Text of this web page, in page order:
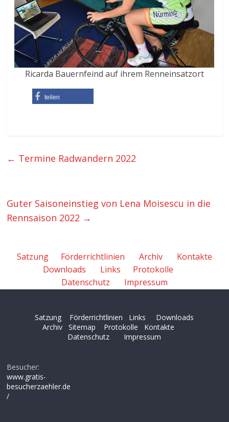
Ricarda Bauernfeind auf ihrem Renneinsatzort
teilen
← Termine Radwandern 2022
Guter Saisoneinstieg von Lena Moisescu in die
Rennsaison 2022 →
Satzung Förderrichtlinien Archiv
Kontakte
Downloads
Links
Protokolle
Datenschutz
Impressum
Satzung Förderrichtlinien Links
Downloads
Archiv
Sitemap Protokolle
Kontakte
Datenschutz
Impressum
Besucher:
www.gratis-
besucherzaehler.de
/